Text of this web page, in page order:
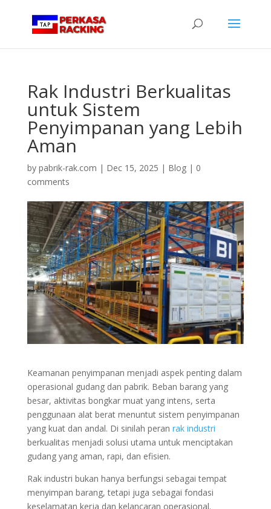
Rak Industri Berkualitas
untuk Sistem
Penyimpanan yang Lebih
Aman
by pabrik-rak.com | Dec 15, 2025 | Blog| 0
comments
Keamanan penyimpanan menjadi aspek penting dalam
operasional gudang dan pabrik. Beban barang yang
besar, aktivitas bongkar muat yang intens, serta
penggunaan alat berat menuntut sistem penyimpanan
yang kuat dan andal. Di sinilah peran rak industri
berkualitas menjadi solusi utama untuk menciptakan
gudang yang aman, rapi, dan efisien.
Rak industri bukan hanya berfungsi sebagai tempat
menyimpan barang, tetapi juga sebagai fondasi
keselamatan kerja dan kelancaran operasional.